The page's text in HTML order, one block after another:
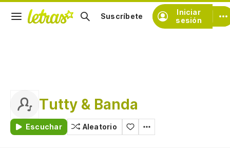
Iniciar
sesión
Suscríbete
Tutty & Banda
Escuchar Aleatorio